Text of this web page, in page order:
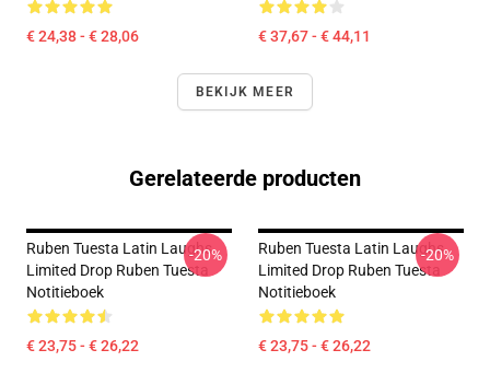
€ 24,38 - € 28,06 € 37,67 - € 44,11
BEKIJK MEER
Gerelateerde producten
Ruben Tuesta Latin Laughs
Limited Drop Ruben Tuesta
Notitieboek
€ 23,75 - € 26,22
-20%
Ruben Tuesta Latin Laughs
Limited Drop Ruben Tuesta
Notitieboek
€ 23,75 - € 26,22
-20%